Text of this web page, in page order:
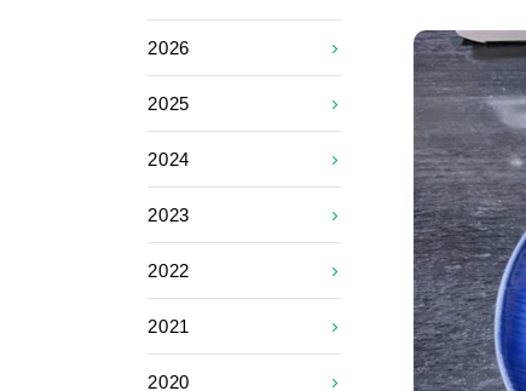
2026
2025
2024
2023
2022
2021
2020